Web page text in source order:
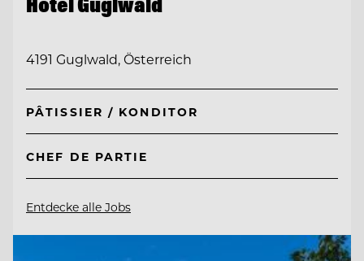
4191 Guglwald, Österreich
PÂTISSIER / KONDITOR
CHEF DE PARTIE
Entdecke alle Jobs